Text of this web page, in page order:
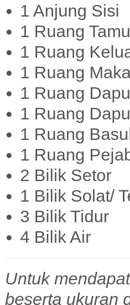
1 Anjung Sisi
1 Ruang Tamu
1 Ruang
1 Ruang
1 Ruang
1 Ruang
1 Ruang
1 Ruang
2 Bilik Setor
1 Bilik Solat/
3 Bilik Tidur
4 Bilik Air
Untuk
beserta ukuran